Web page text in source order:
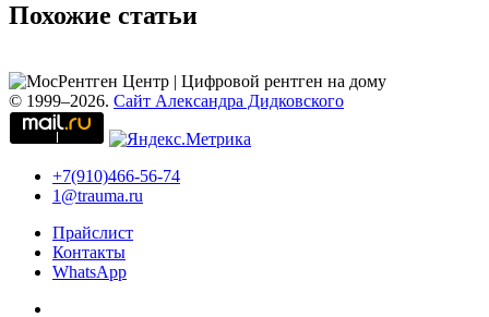
Похожие статьи
© 1999–2026. Сайт Александра Дидковского
+7(910)466-56-74
1@trauma.ru
Прайслист
Контакты
WhatsApp